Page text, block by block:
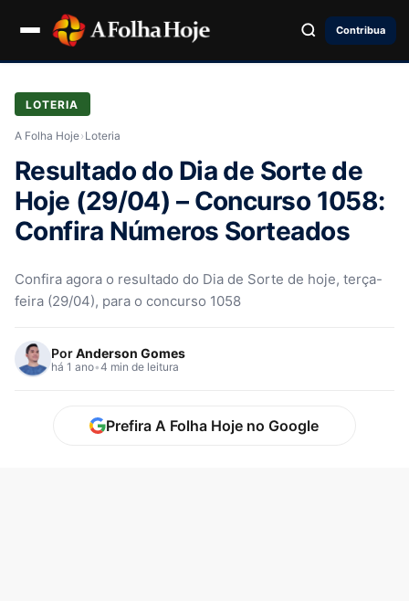
Contribua
LOTERIA
A Folha Hoje› Loteria
Resultado do Dia de Sorte de
Hoje (29/04) – Concurso 1058:
Confira Números Sorteados
Confira agora o resultado do Dia de Sorte de hoje, terça-
feira (29/04), para o concurso 1058
PorAnderson Gomes
há 1 ano•4 min de leitura
Prefira A Folha Hoje no Google